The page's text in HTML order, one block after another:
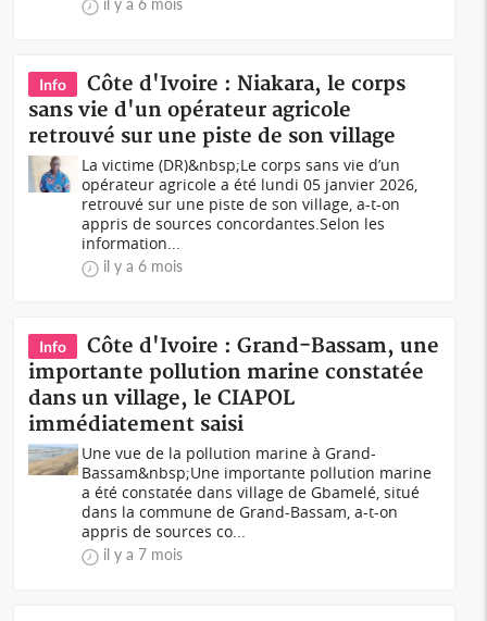
il y a 6 mois
Info
Côte d'Ivoire : Niakara, le corps
sans vie d'un opérateur agricole
retrouvé sur une piste de son village
La victime (DR)&nbsp;Le corps sans vie d’un
opérateur agricole a été lundi 05 janvier 2026,
retrouvé sur une piste de son village, a-t-on
appris de sources concordantes.Selon les
information...
il y a 6 mois
Info
Côte d'Ivoire : Grand-Bassam, une
importante pollution marine constatée
dans un village, le CIAPOL
immédiatement saisi
Une vue de la pollution marine à Grand-
Bassam&nbsp;Une importante pollution marine
a été constatée dans village de Gbamelé, situé
dans la commune de Grand-Bassam, a-t-on
appris de sources co...
il y a 7 mois